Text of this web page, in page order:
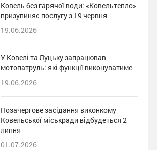
Ковель без гарячої води: «Ковельтепло»
призупиняє послугу з 19 червня
19.06.2026
У Ковелі та Луцьку запрацював
мотопатруль: які функції виконуватиме
19.06.2026
Позачергове засідання виконкому
Ковельської міськради відбудеться 2
липня
01.07.2026